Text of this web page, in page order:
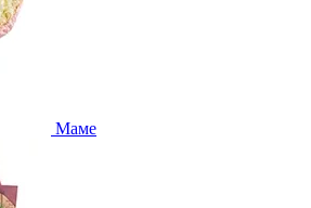
Маме